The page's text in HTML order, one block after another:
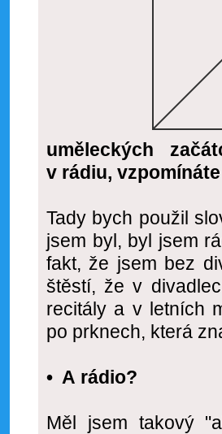
uměleckých
v rádiu,
Tady bych použil
jsem byl, byl jsem
fakt, že jsem bez
štěstí, že v
recitály a v letních
po prknech, která
• A rádio?
Měl jsem takový